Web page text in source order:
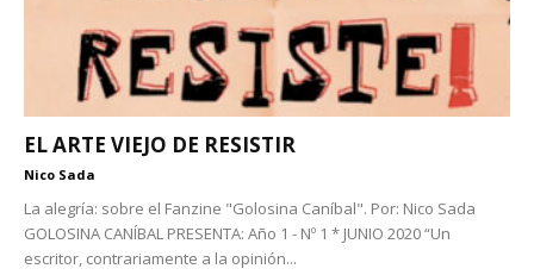
EL ARTE VIEJO DE RESISTIR
Nico Sada
La alegría: sobre el Fanzine "Golosina Caníbal". Por: Nico Sada
GOLOSINA CANÍBAL PRESENTA: Año 1 - Nº 1 * JUNIO 2020 “Un
escritor, contrariamente a la opinión...